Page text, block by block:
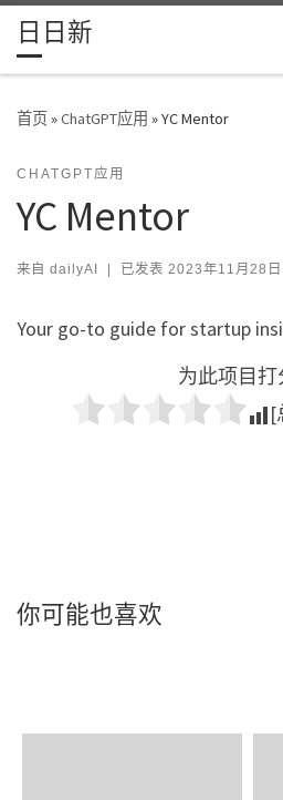
Skip to content
日日新
首页»ChatGPT应用 »YC Mentor
CHATGPT应用
YC Mentor
来自 dailyAI | 已发表 2023年11月28日
Your go-to guide for startup
为此项目打
[
你可能也喜欢